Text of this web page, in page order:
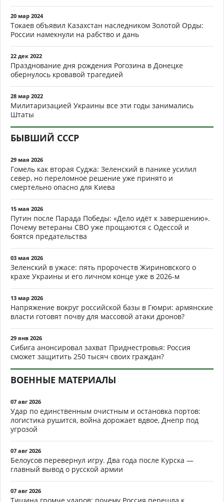
20 мар 2024
Токаев объявил Казахстан наследником Золотой Орды:
России намекнули на рабство и дань
22 дек 2022
Празднование дня рождения Рогозина в Донецке
обернулось кровавой трагедией
28 мар 2022
Милитаризацией Украины все эти годы занимались
Штаты
БЫВШИЙ СССР
29 мая 2026
Гомель как вторая Суджа: Зеленский в панике усилил
север, но переломное решение уже принято и
смертельно опасно для Киева
15 мая 2026
Путин после Парада Победы: «Дело идёт к завершению».
Почему ветераны СВО уже прощаются с Одессой и
боятся предательства
03 мая 2026
Зеленский в ужасе: пять пророчеств Жириновского о
крахе Украины и его личном конце уже в 2026-м
13 мар 2026
Напряжение вокруг российской базы в Гюмри: армянские
власти готовят почву для массовой атаки дронов?
29 янв 2026
Сибига анонсировал захват Приднестровья: Россия
сможет защитить 250 тысяч своих граждан?
ВОЕННЫЕ МАТЕРИАЛЫ
07 авг 2026
Удар по единственным очистным и остановка портов:
логистика рушится, война дорожает вдвое, Днепр под
угрозой
07 авг 2026
Белоусов перевернул игру. Два года после Курска —
главный вывод о русской армии
07 авг 2026